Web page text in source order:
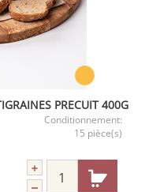
PRECUIT 400G
Conditionnement:
15 pièce(s)